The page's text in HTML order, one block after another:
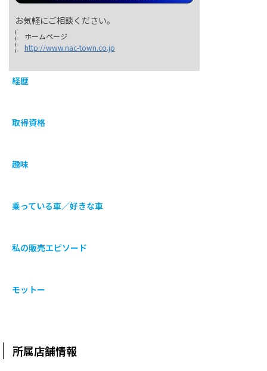
お気軽にご相談ください。
ホームページ
http://www.nac-town.co.jp
経歴
取得資格
趣味
乗っている車／好きな車
私の販売エピソード
モットー
所属店舗情報